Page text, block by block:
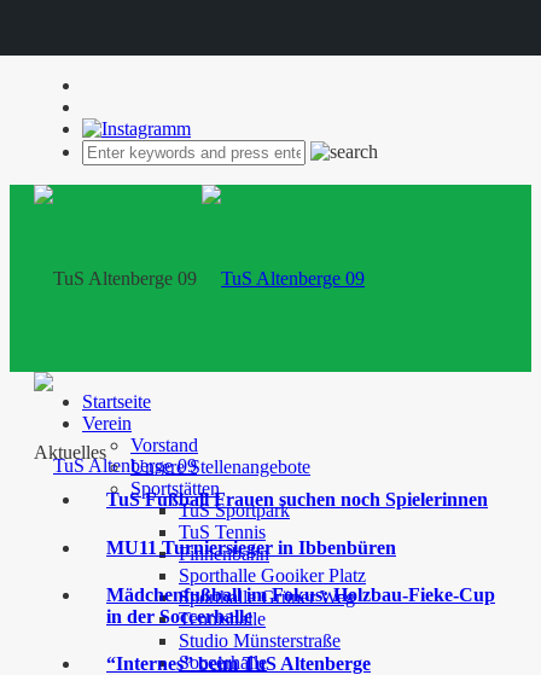
Startseite
Verein
Vorstand
Unsere Stellenangebote
Sportstätten
TuS Sportpark
TuS Tennis
Finnenbahn
Sporthalle Gooiker Platz
Sporthalle Grüner Weg
Tennishalle
Studio Münsterstraße
Soccerhalle
Aktuelles
TuS Fußball Frauen suchen noch Spielerinnen
MU11 Turniersieger in Ibbenbüren
Mädchenfußball im Fokus: Holzbau-Fieke-Cup
in der Soccerhalle
“Internes” beim TuS Altenberge